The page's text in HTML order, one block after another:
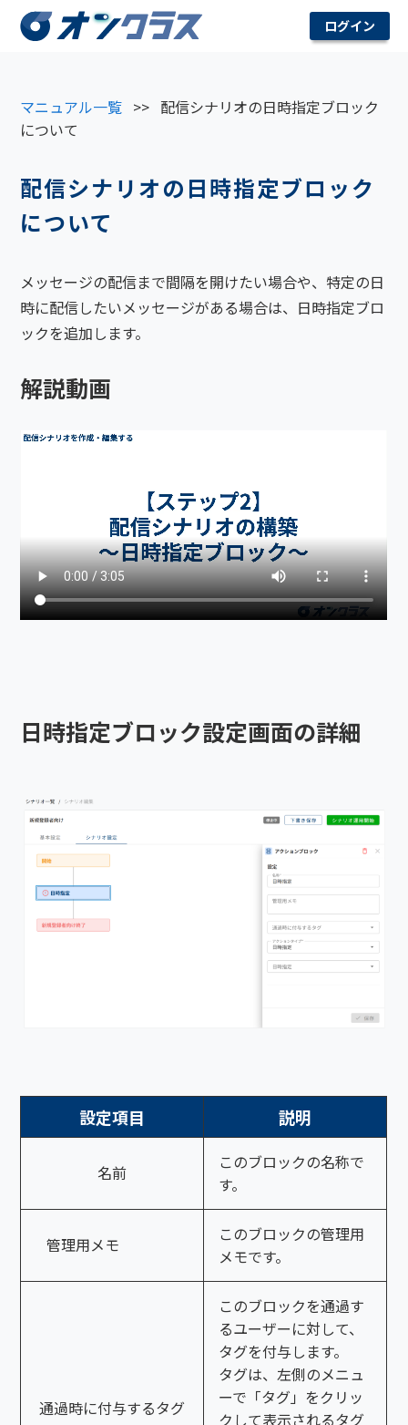
ログイン
マニュアル一覧 >> 配信シナリオの日時指定ブロック
について
配信シナリオの日時指定ブロック
について
メッセージの配信まで間隔を開けたい場合や、特定の日
時に配信したいメッセージがある場合は、日時指定ブロ
ックを追加します。
解説動画
日時指定ブロック設定画面の詳細
設定項目 説明
名前
このブロックの名称で
す。
管理用メモ
このブロックの管理用
メモです。
通過時に付与するタグ
このブロックを通過す
るユーザーに対して、
タグを付与します。
タグは、左側のメニュ
ーで「タグ」をクリッ
クして表示されるタグ